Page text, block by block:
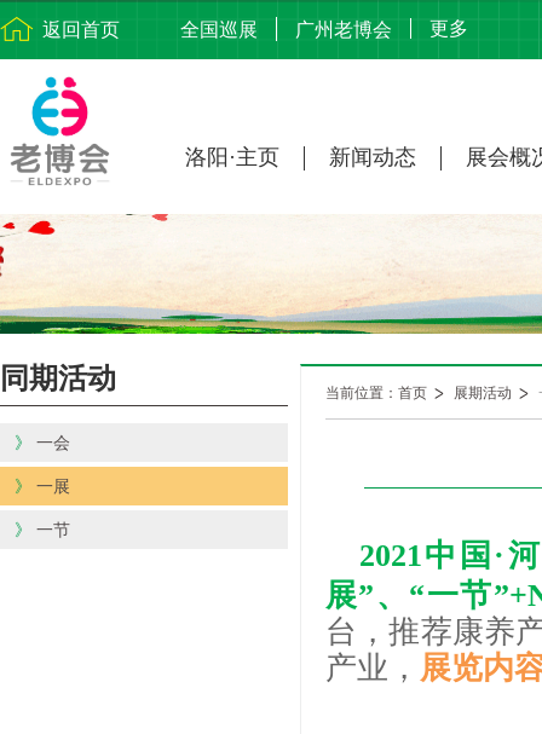
返回首页 全国巡展 广州老博会 更多
洛阳·主页 新闻动态 展会概
同期活动
》 一会
》 一展
》 一节
当前位置：首页 展期活动
2021中国·
展”、“一节
台，推荐康养
产业， 展览内